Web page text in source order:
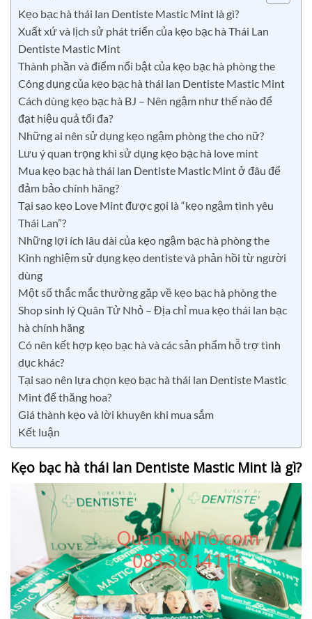
Kẹo bạc hà thái lan Dentiste Mastic Mint là gì?
Xuất xứ và lịch sử phát triển của kẹo bạc hà Thái Lan
Dentiste Mastic Mint
Thành phần và điểm nổi bật của kẹo bạc hà phòng the
Công dụng của kẹo bạc hà thái lan Dentiste Mastic Mint
Cách dùng kẹo bạc hà BJ – Nên ngậm như thế nào để
đạt hiệu quả tối đa?
Những ai nên sử dụng kẹo ngậm phòng the cho nữ?
Lưu ý quan trọng khi sử dụng kẹo bạc hà love mint
Mua kẹo bạc hà thái lan Dentiste Mastic Mint ở đâu để
đảm bảo chính hãng?
Tại sao kẹo Love Mint được gọi là “kẹo ngậm tình yêu
Thái Lan”?
Những lợi ích lâu dài của kẹo ngậm bạc hà phòng the
Kinh nghiệm sử dụng kẹo dentiste và phản hồi từ người
dùng
Một số thắc mắc thường gặp về kẹo bạc hà phòng the
Shop sinh lý Quân Tử Nhỏ – Địa chỉ mua kẹo thái lan bạc
hà chính hãng
Có nên kết hợp kẹo bạc hà và các sản phẩm hỗ trợ tình
dục khác?
Tại sao nên lựa chọn kẹo bạc hà thái lan Dentiste Mastic
Mint để thăng hoa?
Giá thành kẹo và lời khuyên khi mua sắm
Kết luận
Kẹo bạc hà thái lan Dentiste Mastic Mint là gì?